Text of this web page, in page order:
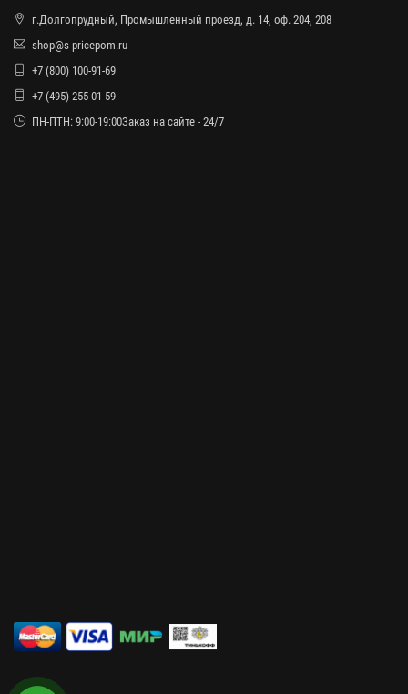
г.Долгопрудный, Промышленный проезд, д. 14, оф. 204, 208
shop@s-pricepom.ru
+7 (800) 100-91-69
+7 (495) 255-01-59
ПН-ПТН: 9:00-19:00Заказ на сайте - 24/7